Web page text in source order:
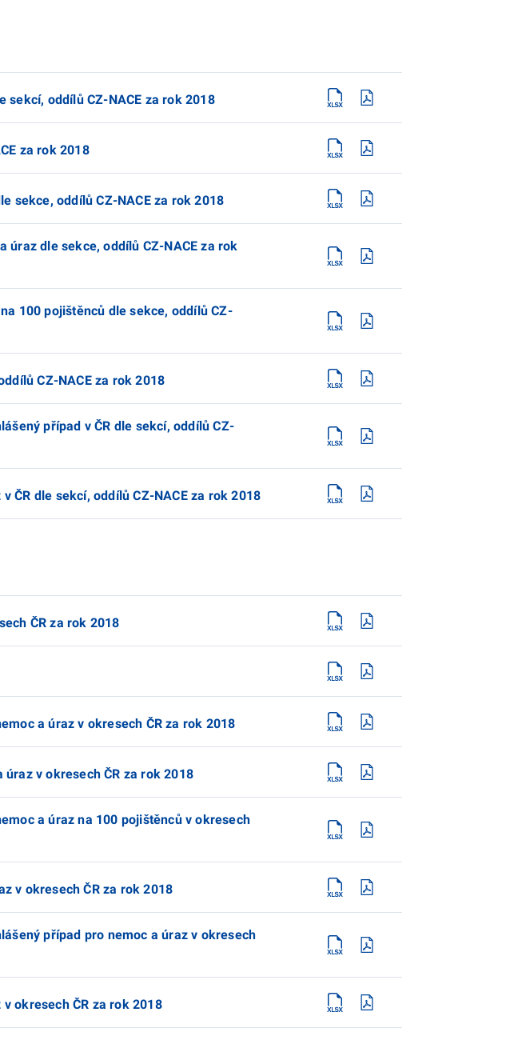
sekcí, oddílů CZ-NACE za rok 2018
za rok 2018
sekce, oddílů CZ-NACE za rok 2018
úraz dle sekce, oddílů CZ-NACE za rok
100 pojištěnců dle sekce, oddílů CZ-
CZ-NACE za rok 2018
případ v ČR dle sekcí, oddílů CZ-
ČR dle sekcí, oddílů CZ-NACE za rok 2018
ČR za rok 2018
a úraz v okresech ČR za rok 2018
v okresech ČR za rok 2018
a úraz na 100 pojištěnců v okresech
v okresech ČR za rok 2018
případ pro nemoc a úraz v okresech
okresech ČR za rok 2018